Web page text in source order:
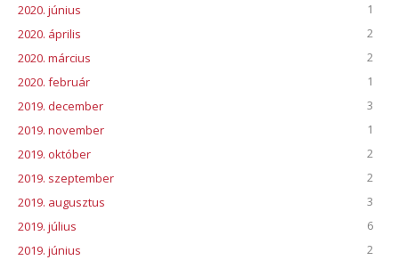
2020. június
1
2020. április
2
2020. március
2
2020. február
1
2019. december
3
2019. november
1
2019. október
2
2019. szeptember
2
2019. augusztus
3
2019. július
6
2019. június
2